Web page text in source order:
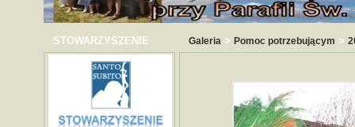
STOWARZYSZENIE Galeria > Pomoc potrzebującym >